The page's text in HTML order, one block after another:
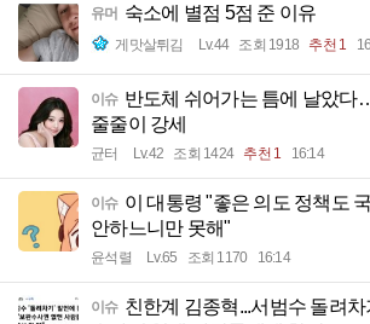
유머 숙소에 별점 5점 준 이유
게맛살튀김 Lv.44 조회 1918 추천 1
이슈 반도체 쉬어가는 틈에 날았다
줄줄이 강세
균터 Lv.42 조회 1424 추천 1 16:14
이슈 이 대통령 "좋은 의도 정책도
안하느니만 못해"
윤석렬 Lv.65 조회 1170 16:14
이슈 친한계 김종혁...서범수 돌려